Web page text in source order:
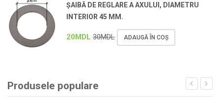
ȘAIBĂ DE REGLARE A AXULUI, DIAMETRU
INTERIOR 45 MM.
20MDL 30MDL ADAUGĂ ÎN COȘ
Produsele populare